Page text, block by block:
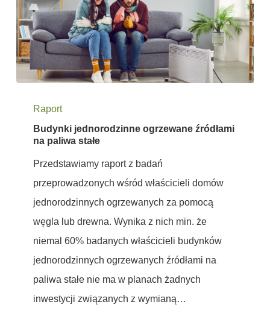
jednorodzinne
ogrzewane
paliwa
stałe
Raport
Budynki jednorodzinne ogrzewane źródłami
na paliwa stałe
Przedstawiamy raport z badań
przeprowadzonych wśród właścicieli domów
jednorodzinnych ogrzewanych za pomocą
węgla lub drewna. Wynika z nich min. że
niemal 60% badanych właścicieli budynków
jednorodzinnych ogrzewanych źródłami na
paliwa stałe nie ma w planach żadnych
inwestycji związanych z wymianą…